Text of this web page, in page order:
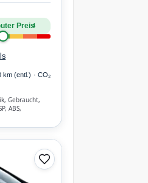
Preis4
km (entl.) · CO₂
Gebraucht,
ABS,